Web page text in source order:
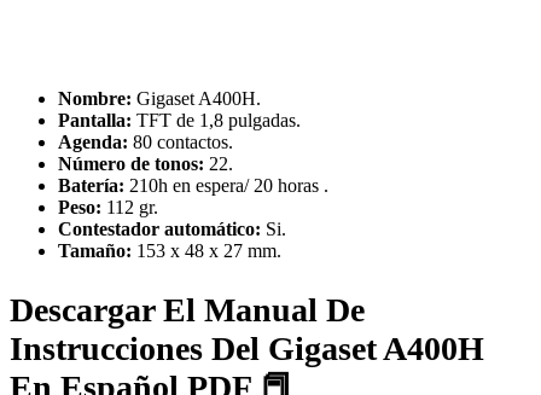
Nombre: Gigaset A400H.
Pantalla: TFT de 1,8 pulgadas.
Agenda: 80 contactos.
Número de tonos: 22.
Batería: 210h en espera/ 20 horas .
Peso: 112 gr.
Contestador automático: Si.
Tamaño: 153 x 48 x 27 mm.
Descargar El Manual De
Instrucciones Del Gigaset A400H
En Español PDF 📕